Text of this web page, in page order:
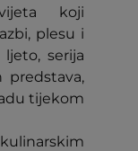
koji
plesu i
serija
predstava,
tijekom